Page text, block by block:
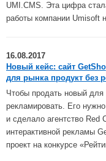
UMI.CMS. Эта цифра
работы компании Umisoft
16.08.2017
Новый кейс: сайт
для рынка продукт без
Чтобы продать новый для
рекламировать. Его
и сделало агентство Red
интерактивной рекламы
проект на конкурсе